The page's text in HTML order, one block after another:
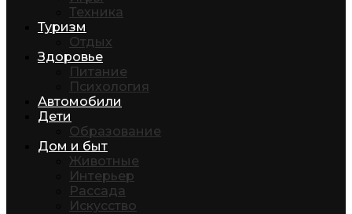
Техника
Туризм
Отдых
Здоровье
Питание
Психология
Автомобили
Дети
Образование
Дом и быт
Животные
Интерьер
Рассада
Искусство